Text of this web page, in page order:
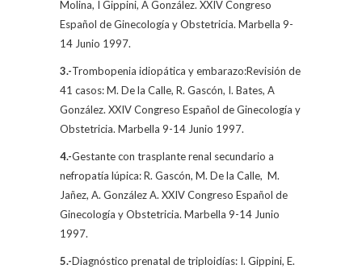
Molina, I Gippini, A González. XXIV Congreso
Español de Ginecología y Obstetricia. Marbella 9-
14 Junio 1997.
3.-Trombopenia idiopática y embarazo:Revisión de
41 casos:M. De la Calle, R. Gascón, I. Bates, A
González. XXIV Congreso Español de Ginecología y
Obstetricia. Marbella 9-14 Junio 1997.
4.-Gestante con trasplante renal secundario a
nefropatía lúpica: R. Gascón, M. De la Calle, M.
Jañez, A. González A. XXIV Congreso Español de
Ginecología y Obstetricia. Marbella 9-14 Junio
1997.
5.-Diagnóstico prenatal de triploidías: I. Gippini, E.